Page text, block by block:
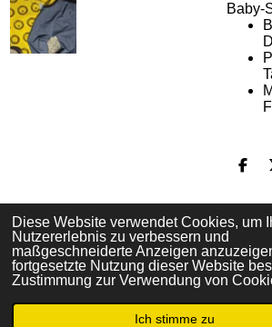
Diese Website verwendet Cookies, um
Nutzererlebnis zu verbessern und
maßgeschneiderte Anzeigen
fortgesetzte Nutzung dieser Website
Zustimmung zur Verwendung von
Ich stimme zu
Baby-
T
e
F
a
c
e
I
n
s
t
© 2021 - 2026 Ma petite étoile
Telefon